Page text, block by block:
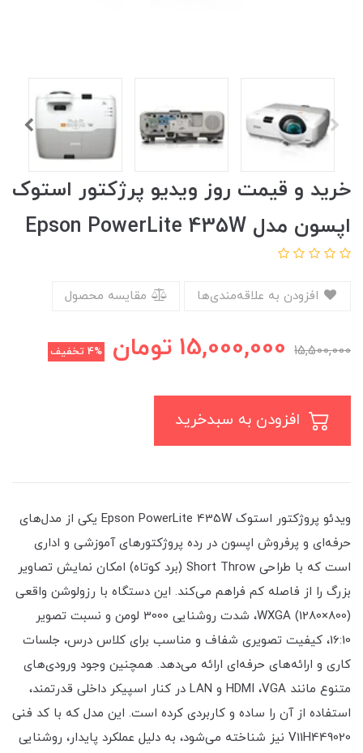
خرید و قیمت روز ویدیو پرژکتور استوک
اپسون مدل Epson PowerLite 435W
مقایسه محصول
15,500,000
15,000,000 تومان 4% تخفیف
ویدئو پروژکتور استوک Epson PowerLite 435W یکی از مدل‌های
حرفه‌ای و پرفروش اپسون در رده پروژکتورهای آموزشی و اداری
است که با طراحی Short Throw (برد کوتاه) امکان نمایش تصاویر
بزرگ را از فاصله کم فراهم می‌کند. این دستگاه با رزولوشن واقعی
WXGA (1280×800)، شدت روشنایی 3000 لومن و نسبت تصویر
16:10، کیفیت تصویری شفاف و مناسب برای کلاس درس، جلسات
کاری و ارائه‌های حرفه‌ای ارائه می‌دهد. همچنین وجود ورودی‌های
متنوع مانند HDMI ،VGA و LAN در کنار اسپیکر داخلی قدرتمند،
استفاده از آن را ساده و کاربردی کرده است. این مدل که با کد فنی
V11H449020 نیز شناخته می‌شود، به دلیل عملکرد پایدار، روشنایی